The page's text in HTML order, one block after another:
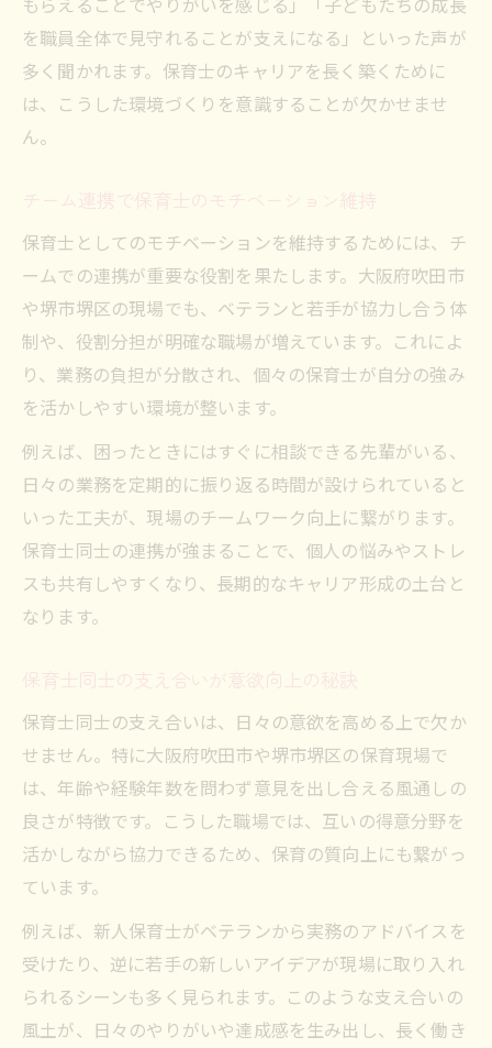
を職員全体で見守れることが支えになる」といった声が
多く聞かれます。保育士のキャリアを長く築くために
は、こうした環境づくりを意識することが欠かせませ
ん。
チーム連携で保育士のモチベーション維持
保育士としてのモチベーションを維持するためには、チ
ームでの連携が重要な役割を果たします。大阪府吹田市
や堺市堺区の現場でも、ベテランと若手が協力し合う体
制や、役割分担が明確な職場が増えています。これによ
り、業務の負担が分散され、個々の保育士が自分の強み
を活かしやすい環境が整います。
例えば、困ったときにはすぐに相談できる先輩がいる、
日々の業務を定期的に振り返る時間が設けられていると
いった工夫が、現場のチームワーク向上に繋がります。
保育士同士の連携が強まることで、個人の悩みやストレ
スも共有しやすくなり、長期的なキャリア形成の土台と
なります。
保育士同士の支え合いが意欲向上の秘訣
保育士同士の支え合いは、日々の意欲を高める上で欠か
せません。特に大阪府吹田市や堺市堺区の保育現場で
は、年齢や経験年数を問わず意見を出し合える風通しの
良さが特徴です。こうした職場では、互いの得意分野を
活かしながら協力できるため、保育の質向上にも繋がっ
ています。
例えば、新人保育士がベテランから実務のアドバイスを
受けたり、逆に若手の新しいアイデアが現場に取り入れ
られるシーンも多く見られます。このような支え合いの
風土が、日々のやりがいや達成感を生み出し、長く働き